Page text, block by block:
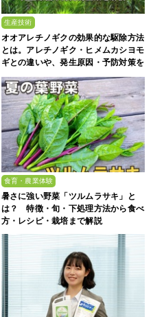
生産技術
オオアレチノギクの効果的な駆除方法
とは。アレチノギク・ヒメムカシヨモ
ギとの違いや、発生原因・予防対策を
食育・農業体験
暑さに強い野菜「ツルムラサキ」と
は？ 特徴・旬・下処理方法から食べ
方・レシピ・栽培まで解説